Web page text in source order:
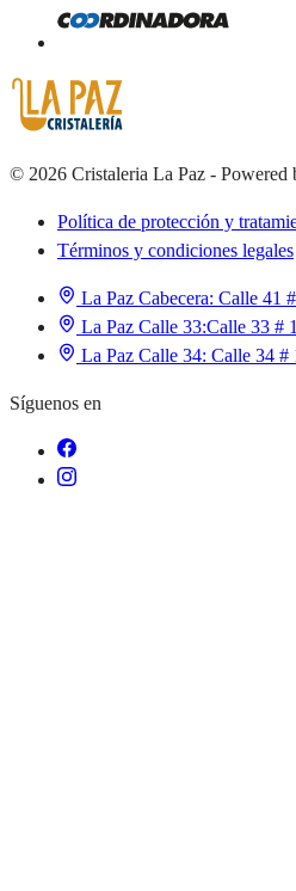
© 2026 Cristaleria La Paz - Powered
Política de protección y
Términos y condiciones legales
La Paz Cabecera: Calle 41
La Paz Calle 33:Calle 33 #
La Paz Calle 34: Calle 34 #
Síguenos en